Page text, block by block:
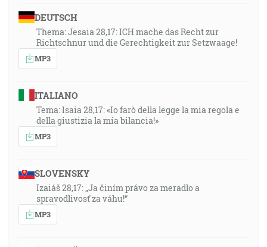
DEUTSCH
Thema: Jesaia 28,17: ICH mache das Recht zur
Richtschnur und die Gerechtigkeit zur Setzwaage!
MP3
ITALIANO
Tema: Isaia 28,17: «Io farò della legge la mia regola e
della giustizia la mia bilancia!»
MP3
SLOVENSKY
Izaiáš 28,17: „Ja činím právo za meradlo a
spravodlivosť za váhu!“
MP3